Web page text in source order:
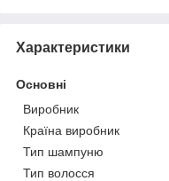
Характеристики
Основні
Виробник
Країна виробник
Тип шампуню
Тип волосся